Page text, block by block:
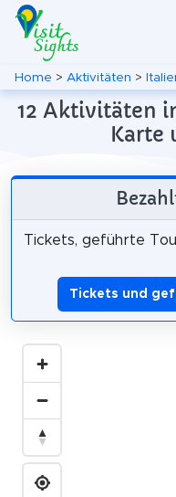
Home > Aktivitäten >
12 Aktivitäten
Karte
Tickets, geführte
Tickets und